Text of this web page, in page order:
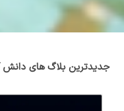
جدیدترین بلاگ های دانش